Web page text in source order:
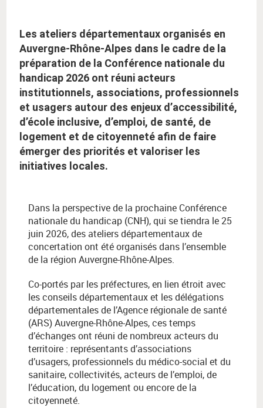
Les ateliers départementaux organisés en
Auvergne-Rhône-Alpes dans le cadre de la
préparation de la Conférence nationale du
handicap 2026 ont réuni acteurs
institutionnels, associations, professionnels
et usagers autour des enjeux d’accessibilité,
d’école inclusive, d’emploi, de santé, de
logement et de citoyenneté afin de faire
émerger des priorités et valoriser les
initiatives locales.
Dans la perspective de la prochaine Conférence
nationale du handicap (CNH), qui se tiendra le 25
juin 2026, des ateliers départementaux de
concertation ont été organisés dans l’ensemble
de la région Auvergne-Rhône-Alpes.
Co-portés par les préfectures, en lien étroit avec
les conseils départementaux et les délégations
départementales de l’Agence régionale de santé
(ARS) Auvergne-Rhône-Alpes, ces temps
d’échanges ont réuni de nombreux acteurs du
territoire : représentants d’associations
d’usagers, professionnels du médico-social et du
sanitaire, collectivités, acteurs de l’emploi, de
l’éducation, du logement ou encore de la
citoyenneté.